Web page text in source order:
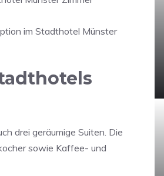
drei geräumige Suiten. Die
sowie Kaffee- und